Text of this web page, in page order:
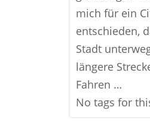
mich für ein
entschieden,
Stadt
längere
Fahren …
No tags for